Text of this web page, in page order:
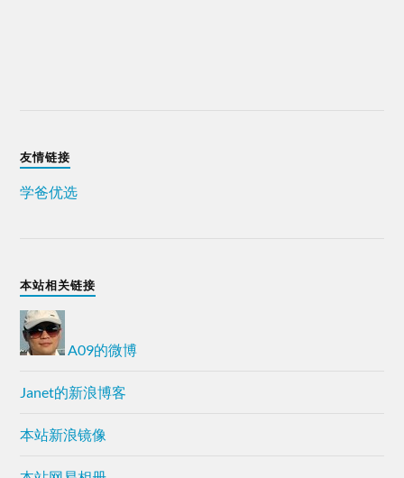
友情链接
学爸优选
本站相关链接
A09的微博
Janet的新浪博客
本站新浪镜像